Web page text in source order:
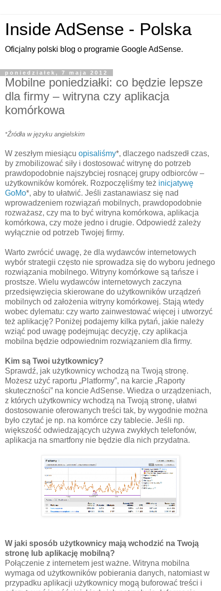
Inside AdSense - Polska
Oficjalny polski blog o programie Google AdSense.
poniedziałek, 7 maja 2012
Mobilne poniedziałki: co będzie lepsze
dla firmy – witryna czy aplikacja
komórkowa
*Źródła w języku angielskim
W zeszłym miesiącu opisaliśmy*, dlaczego nadszedł czas,
by zmobilizować siły i dostosować witrynę do potrzeb
prawdopodobnie najszybciej rosnącej grupy odbiorców –
użytkowników komórek. Rozpoczęliśmy też inicjatywę
GoMo*, aby to ułatwić. Jeśli zastanawiasz się nad
wprowadzeniem rozwiązań mobilnych, prawdopodobnie
rozważasz, czy ma to być witryna komórkowa, aplikacja
komórkowa, czy może jedno i drugie. Odpowiedź zależy
wyłącznie od potrzeb Twojej firmy.
Warto zwrócić uwagę, że dla wydawców internetowych
wybór strategii często nie sprowadza się do wyboru jednego
rozwiązania mobilnego. Witryny komórkowe są tańsze i
prostsze. Wielu wydawców internetowych zaczyna
przedsięwzięcia skierowane do użytkowników urządzeń
mobilnych od założenia witryny komórkowej. Stają wtedy
wobec dylematu: czy warto zainwestować więcej i utworzyć
też aplikację? Poniżej podajemy kilka pytań, jakie należy
wziąć pod uwagę podejmując decyzję, czy aplikacja
mobilna będzie odpowiednim rozwiązaniem dla firmy.
Kim są Twoi użytkownicy?
Sprawdź, jak użytkownicy wchodzą na Twoją stronę.
Możesz użyć raportu „Platformy”, na karcie „Raporty
skuteczności” na koncie AdSense. Wiedza o urządzeniach,
z których użytkownicy wchodzą na Twoją stronę, ułatwi
dostosowanie oferowanych treści tak, by wygodnie można
było czytać je np. na komórce czy tablecie. Jeśli np.
większość odwiedzających używa zwykłych telefonów,
aplikacja na smartfony nie będzie dla nich przydatna.
W jaki sposób użytkownicy mają wchodzić na Twoją
stronę lub aplikację mobilną?
Połączenie z internetem jest ważne. Witryna mobilna
wymaga od użytkowników pobierania danych, natomiast w
przypadku aplikacji użytkownicy mogą buforować treści i